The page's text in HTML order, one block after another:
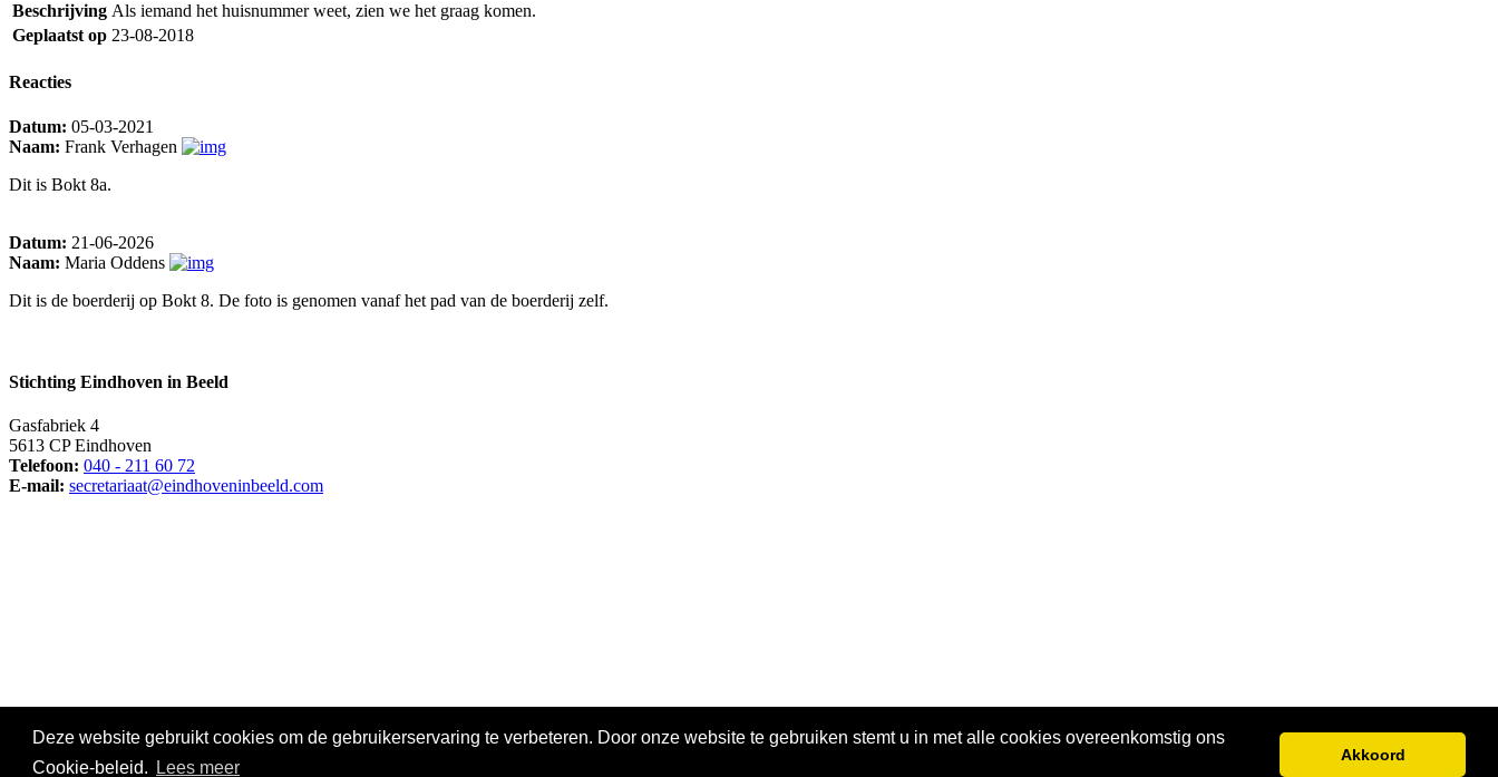
Deze website gebruikt cookies om de gebruikerservaring te verbeteren. Door onze website te gebruiken stemt u in met alle cookies overeenkomstig ons
Cookie-beleid.
Lees meer
Akkoord
Beschrijving Als iemand het huisnummer weet, zien we het graag komen.
Geplaatst op 23-08-2018
Reacties
Datum: 05-03-2021
Naam: Frank Verhagen
Dit is Bokt 8a.
Datum: 21-06-2026
Naam: Maria Oddens
Dit is de boerderij op Bokt 8. De foto is genomen vanaf het pad van de boerderij zelf.
Stichting Eindhoven in Beeld
Gasfabriek 4
5613 CP Eindhoven
Telefoon: 040 - 211 60 72
E-mail: secretariaat@eindhoveninbeeld.com
© CopyrightStichting Eindhoven in Beeld